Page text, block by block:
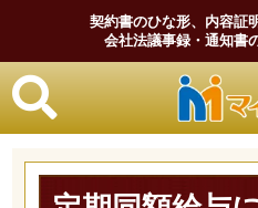
契約書のひな形、内容証
会社法議事録・通知書